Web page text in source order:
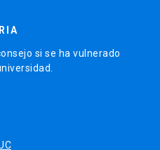
si se ha vulnerado